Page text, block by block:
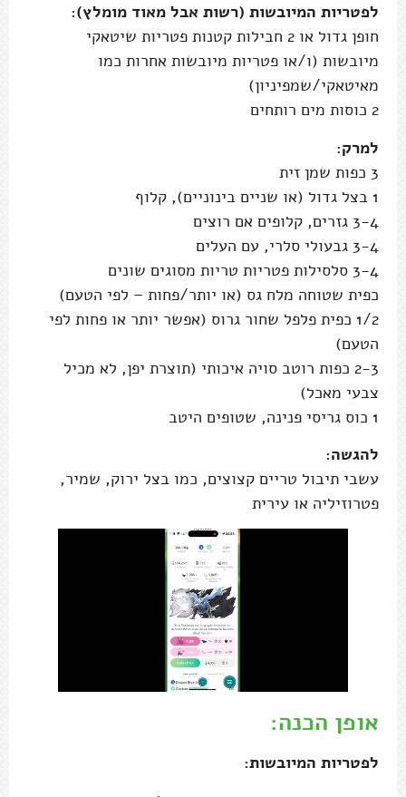
לפטריות המיובשות (רשות אבל מאוד מומלץ):
חופן גדול או 2 חבילות קטנות פטריות שיטאקי
מיובשות (ו/או פטריות מיובשות אחרות כמו
מאיטאקי/שמפיניון)
2 כוסות מים רותחים
למרק:
3 כפות שמן זית
1 בצל גדול (או שניים בינוניים), קלוף
3-4 גזרים, קלופים אם רוצים
3-4 גבעולי סלרי, עם העלים
3-4 סלסילות פטריות טריות מסוגים שונים
כפית שטוחה מלח גס (או יותר/פחות – לפי הטעם)
1/2 כפית פלפל שחור גרוס (אפשר יותר או פחות לפי
הטעם)
2-3 כפות רוטב סויה איכותי (תוצרת יפן, לא מכיל
צבעי מאכל)
1 כוס גריסי פנינה, שטופים היטב
להגשה:
עשבי תיבול טריים קצוצים, כמו בצל ירוק, שמיר,
פטרוזיליה או עירית
אופן הכנה:
לפטריות המיובשות: